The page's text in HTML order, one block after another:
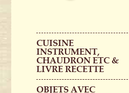
CUISINE
INSTRUMENT,
CHAUDRON ETC &
LIVRE RECETTE
OBJETS AVEC